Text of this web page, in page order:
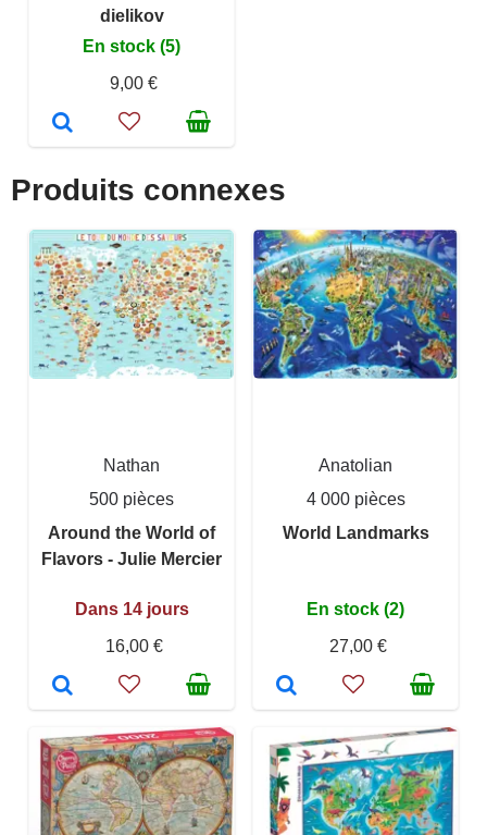
dielikov
En stock (5)
9,00 €
Produits connexes
Nathan
500 pièces
Around the World of
Flavors - Julie Mercier
Dans 14 jours
16,00 €
Anatolian
4 000 pièces
World Landmarks
En stock (2)
27,00 €